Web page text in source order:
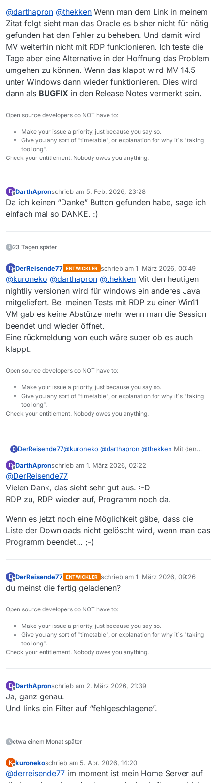
@darthapron @thekken Wenn man dem Link in meinem
Zitat folgt sieht man das Oracle es bisher nicht für nötig
gefunden hat den Fehler zu beheben. Und damit wird
MV weiterhin nicht mit RDP funktionieren. Ich teste die
Tage aber eine Alternative in der Hoffnung das Problem
umgehen zu können. Wenn das klappt wird MV 14.5
unter Windows dann wieder funktionieren. Dies wird
dann als BUGFIX in den Release Notes vermerkt sein.
Open source developers do NOT have to:
Make your issue a priority, just because you say so.
Give you any sort of "timetable", or explanation for why it´s "taking
too long".
Check your entitlement. Nobody owes you anything.
D
Offline
DarthApronschrieb am 5. Feb. 2026, 23:28
zuletzt editiert von
Da ich keinen “Danke” Button gefunden habe, sage ich
einfach mal so DANKE. :)
23 Tagen später
D
Offline
DerReisende77 ENTWICKLER schrieb am 1. März 2026, 00:49
zuletzt editiert von
@kuroneko @darthapron @thekken Mit den heutigen
nightliy versionen wird für windows ein anderes Java
mitgeliefert. Bei meinen Tests mit RDP zu einer Win11
VM gab es keine Abstürze mehr wenn man die Session
beendet und wieder öffnet.
Eine rückmeldung von euch wäre super ob es auch
klappt.
Open source developers do NOT have to:
Make your issue a priority, just because you say so.
Give you any sort of "timetable", or explanation for why it´s "taking
too long".
Check your entitlement. Nobody owes you anything.
D DerReisende77@kuroneko @darthapron @thekken Mit den
ein anderes Java mitgeliefert. Bei meinen Tests
mit RDP zu einer Win11 VM gab es keine
Abstürze mehr wenn man die Session beendet
und wieder öffnet.
Eine rückmeldung von euch wäre super ob es
D
Offline
DarthApronschrieb am 1. März 2026, 02:22
zuletzt editiert von
@DerReisende77
Vielen Dank, das sieht sehr gut aus. :-D
RDP zu, RDP wieder auf, Programm noch da.
Wenn es jetzt noch eine Möglichkeit gäbe, dass die
Liste der Downloads nicht gelöscht wird, wenn man das
Programm beendet… ;-)
D
Offline
DerReisende77 ENTWICKLER schrieb am 1. März 2026, 09:26
zuletzt editiert von
du meinst die fertig geladenen?
Open source developers do NOT have to:
Make your issue a priority, just because you say so.
Give you any sort of "timetable", or explanation for why it´s "taking
too long".
Check your entitlement. Nobody owes you anything.
D DarthApronschrieb am 2. März 2026, 21:39
zuletzt editiert von
Ja, ganz genau.
Und links ein Filter auf “fehlgeschlagene”.
etwa einem Monat später
K
Offline
kuronekoschrieb am 5. Apr. 2026, 14:20
zuletzt editiert von
@derreisende77 im moment ist mein Home Server auf